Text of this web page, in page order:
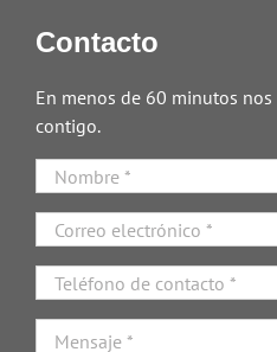
Contacto
En menos de 60 minutos
contigo.